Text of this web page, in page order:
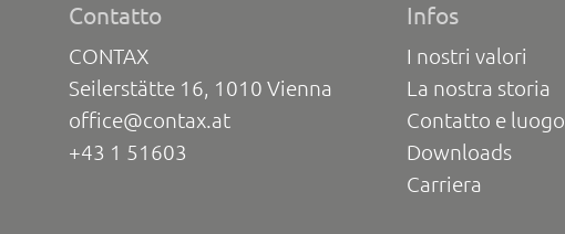
Contatto
CONTAX
Seilerstätte 16, 1010 Vienna
office@contax.at
+43 1 51603
Infos
I nostri valori
La nostra storia
Contatto e luogo
Downloads
Carriera